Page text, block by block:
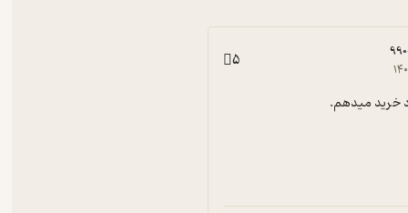
حتما کتاب‌های زیر را که در فیدیبو به راحتی در دسترس شما هستند،
۰۷ 5
خرید میدهم.